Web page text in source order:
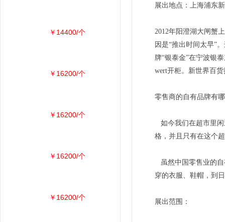
展出地点：上海浦东
2012年阳澄湖大闸蟹
因是“推出时间太早”
牌“银泰金”在宁波银
wert开柜。新世界百
零售商的自有品牌有
如今我们在超市里闲
格，并且只有在这个
虽然中国零售业的自
穿的衣服、鞋帽，到
展出范围：
￥14400/个
￥16200/个
￥16200/个
￥16200/个
￥16200/个